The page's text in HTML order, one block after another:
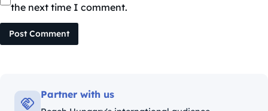
the next time I comment.
Post Comment
Partner with us